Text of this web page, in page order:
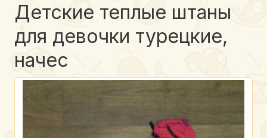
Детские теплые штаны
для девочки турецкие,
начес